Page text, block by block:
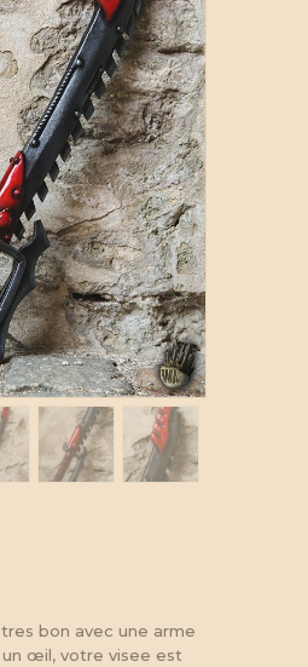
tres bon avec une arme
un œil, votre visee est